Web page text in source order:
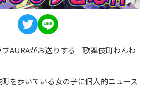
AURAがお送りする『歌舞伎町わんわ
を歩いている女の子に個人的ニュース